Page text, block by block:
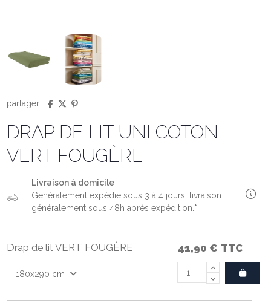
partager
DRAP DE LIT UNI COTON
VERT FOUGÈRE
Livraison à domicile
Généralement expédié sous 3 à 4 jours, livraison
généralement sous 48h après expédition.*
Drap de lit VERT FOUGÈRE 41,90 € TTC